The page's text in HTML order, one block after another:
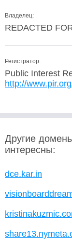
Владелец:
REDACTED
Регистратор:
Public Interest
http://
Другие
интересны:
dce.kar.in